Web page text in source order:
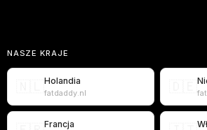
NASZE KRAJE
Holandia
fatdaddy.nl
Francja